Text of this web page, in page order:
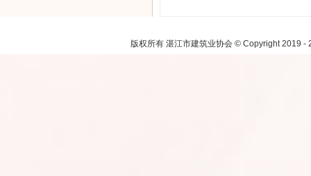
版权所有 湛江市建筑业协会 © Copyright 2019 -